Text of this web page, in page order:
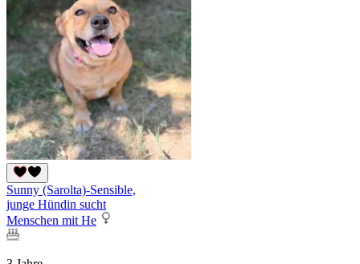
Sunny (Sarolta)-Sensible,
junge Hündin sucht
Menschen mit He